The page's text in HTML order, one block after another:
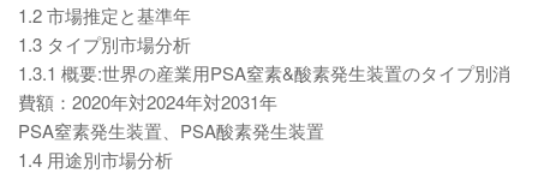
1.2 市場推定と基準年
1.3 タイプ別市場分析
1.3.1 概要:世界の産業用PSA窒素&酸素発生装置のタイプ別消
費額：2020年対2024年対2031年
PSA窒素発生装置、PSA酸素発生装置
1.4 用途別市場分析